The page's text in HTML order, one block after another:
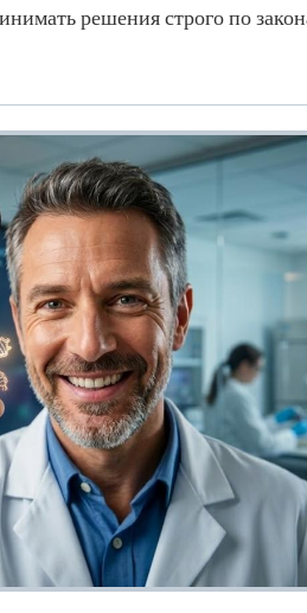
решения строго по